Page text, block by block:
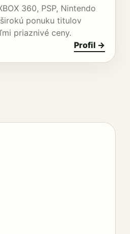
360, PSP, Nintendo
ponuku titulov
priaznivé ceny.
Profil →